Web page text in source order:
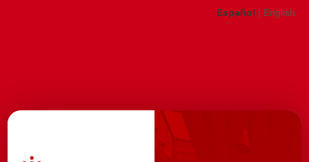
Español | English